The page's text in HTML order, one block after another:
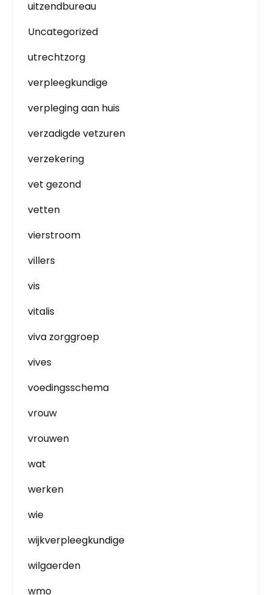
uitzendbureau
Uncategorized
utrechtzorg
verpleegkundige
verpleging aan huis
verzadigde vetzuren
verzekering
vet gezond
vetten
vierstroom
villers
vis
vitalis
viva zorggroep
vives
voedingsschema
vrouw
vrouwen
wat
werken
wie
wijkverpleegkundige
wilgaerden
wmo